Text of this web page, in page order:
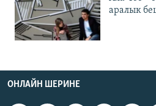
аралык
ОНЛАЙН ШЕРИНЕ